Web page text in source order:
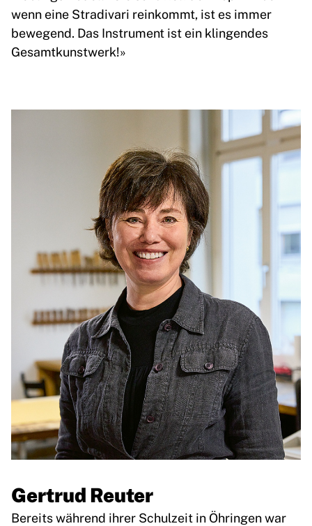
wenn eine Stradivari reinkommt, ist es immer
bewegend. Das Instrument ist ein klingendes
Gesamtkunstwerk!»
Gertrud Reuter
Bereits während ihrer Schulzeit in Öhringen war